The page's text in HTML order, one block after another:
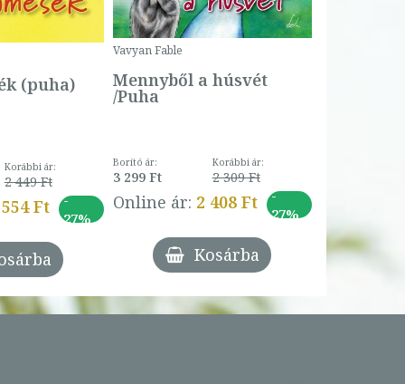
(puha)
Korábbi ár:
2 449 Ft
Ft
-
27%
Vavyan Fable
Mennyből a húsvét
/Puha
Borító ár:
3 299 Ft
Korábbi ár:
2 309 Ft
Online ár: 2 408 Ft
-
27%
Kosárba